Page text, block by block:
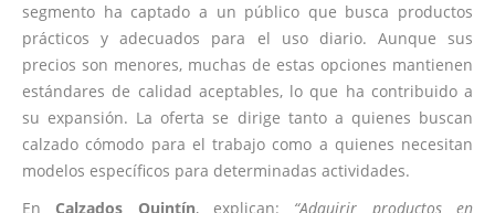
segmento ha captado a un público que busca productos
prácticos y adecuados para el uso diario. Aunque sus
precios son menores, muchas de estas opciones mantienen
estándares de calidad aceptables, lo que ha contribuido a
su expansión. La oferta se dirige tanto a quienes buscan
calzado cómodo para el trabajo como a quienes necesitan
modelos específicos para determinadas actividades.
En Calzados Quintín, explican: “Adquirir productos en